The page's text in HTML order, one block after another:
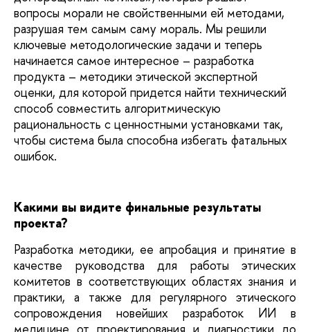
вопросы морали не свойственными ей методами,
разрушая тем самым саму мораль. Мы решили
ключевые методологические задачи и теперь
начинается самое интересное – разработка
продукта – методики этической экспертной
оценки, для которой придется найти технический
способ совместить алгоритмическую
рациональность с ценностными установками так,
чтобы система была способна избегать фатальных
ошибок.
Какими вы видите финальные результаты
проекта?
Разработка методики, ее апробация и принятие в
качестве руководства для работы этических
комитетов в соответствующих областях знания и
практики, а также для регулярного этического
сопровождения новейших разработок ИИ в